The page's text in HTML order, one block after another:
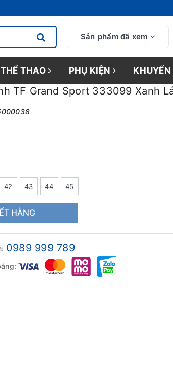
Sản phẩm đã xem
THAO PHỤ KIỆN
TF Grand Sport 333099 Xanh
42 43 44 45
HÀNG
0989 999 789